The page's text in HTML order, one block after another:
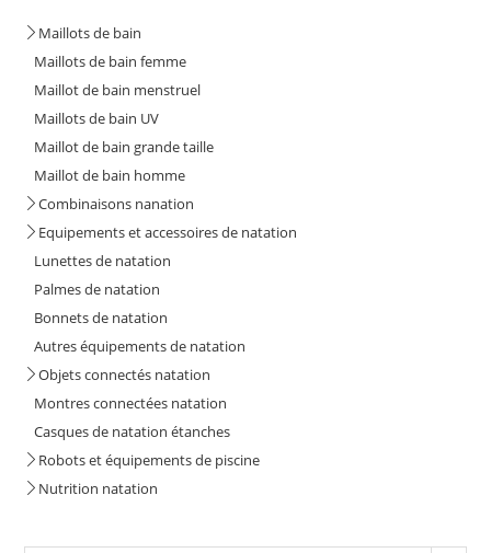
Maillots de bain
Maillots de bain femme
Maillot de bain menstruel
Maillots de bain UV
Maillot de bain grande taille
Maillot de bain homme
Combinaisons nanation
Equipements et accessoires de natation
Lunettes de natation
Palmes de natation
Bonnets de natation
Autres équipements de natation
Objets connectés natation
Montres connectées natation
Casques de natation étanches
Robots et équipements de piscine
Nutrition natation